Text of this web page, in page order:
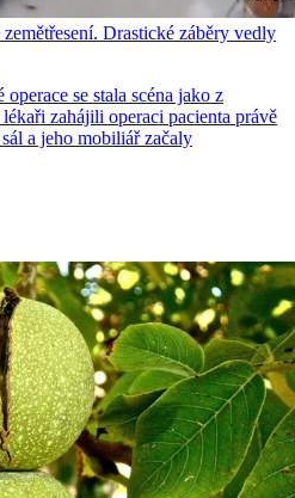
Drastické záběry vedly
se stala scéna jako z
zahájili operaci pacienta právě
a jeho mobiliář začaly